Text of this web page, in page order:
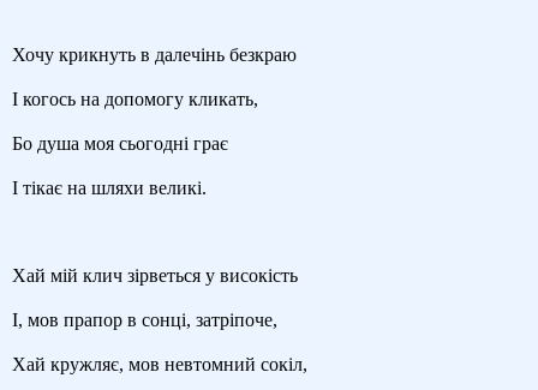
Хочу крикнуть в далечінь безкраю
І когось на допомогу кликать,
Бо душа моя сьогодні грає
І тікає на шляхи великі.
Хай мій клич зірветься у високість
І, мов прапор в сонці, затріпоче,
Хай кружляє, мов невтомний сокіл,